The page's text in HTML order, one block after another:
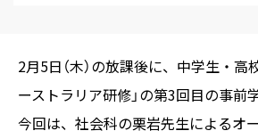
2月5日（木）の放課後に、中学生・高
ーストラリア研修」の第3回目の事前
今回は、社会科の栗岩先生によるオ